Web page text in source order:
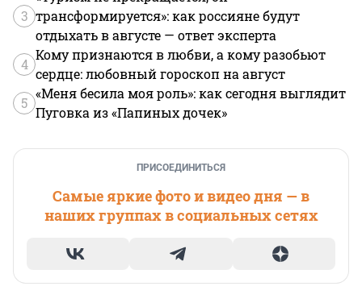
3 трансформируется»: как россияне будут
отдыхать в августе — ответ эксперта
4
Кому признаются в любви, а кому разобьют
сердце: любовный гороскоп на август
5
«Меня бесила моя роль»: как сегодня выглядит
Пуговка из «Папиных дочек»
ПРИСОЕДИНИТЬСЯ
Самые яркие фото и видео дня — в
наших группах в социальных сетях